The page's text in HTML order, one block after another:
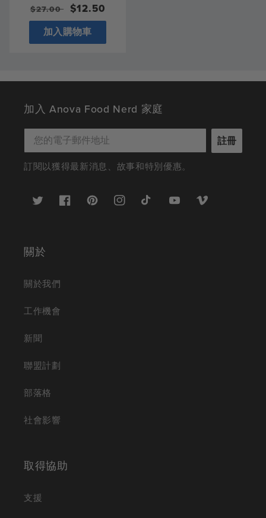
reviews
一
般
$27.00 銷
售
價
$12.50
加入購物車
加入 Anova Food Nerd 家庭
註冊
訂閱以獲得最新消息、故事和特別優惠。
推
臉
PinterestInstagramTikTok YouTubeVimeo
關於
關於我們
工作機會
新聞
聯盟計劃
部落格
社會影響
取得協助
支援